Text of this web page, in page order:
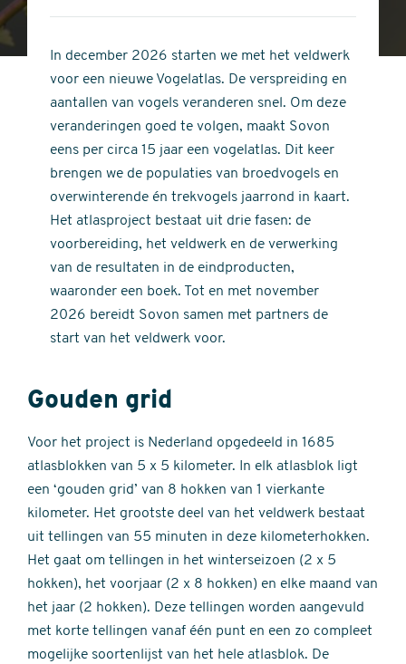
stars
of
stars
In december 2026 starten we met het veldwerk
voor een nieuwe Vogelatlas. De verspreiding en
aantallen van vogels veranderen snel. Om deze
veranderingen goed te volgen, maakt Sovon
eens per circa 15 jaar een vogelatlas. Dit keer
brengen we de populaties van broedvogels en
overwinterende én trekvogels jaarrond in kaart.
Het atlasproject bestaat uit drie fasen: de
voorbereiding, het veldwerk en de verwerking
van de resultaten in de eindproducten,
waaronder een boek. Tot en met november
2026 bereidt Sovon samen met partners de
start van het veldwerk voor.
Gouden grid
Voor het project is Nederland opgedeeld in 1685
atlasblokken van 5 x 5 kilometer. In elk atlasblok ligt
een ‘gouden grid’ van 8 hokken van 1 vierkante
kilometer. Het grootste deel van het veldwerk bestaat
uit tellingen van 55 minuten in deze kilometerhokken.
Het gaat om tellingen in het winterseizoen (2 x 5
hokken), het voorjaar (2 x 8 hokken) en elke maand van
het jaar (2 hokken). Deze tellingen worden aangevuld
met korte tellingen vanaf één punt en een zo compleet
mogelijke soortenlijst van het hele atlasblok. De